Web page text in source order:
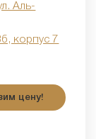
Аль-
корпус 7
цену!